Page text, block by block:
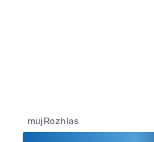
mujRozhlas